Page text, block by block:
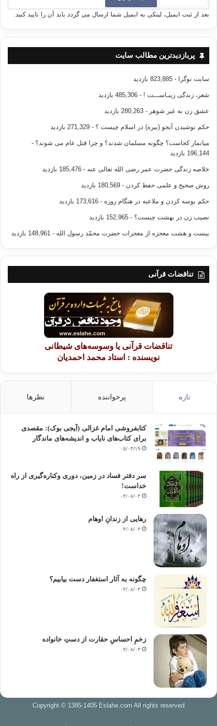
بعد از ثبت ایمیل، لینکی به ایمیل شما ارسال می گردد باید آن را تایید کنید.
پربازدیدترین مطالب سایت
سایت نوگرا - 823,885 بازدید
شعر، زندگی زیبـاســـت ! - 485,306 بازدید
عشق زن به غیر شوهر - 280,263 بازدید
حکم نوشیدن آبجو (بیره) در اسلام چیست ؟ - 271,329 بازدید
میانمار کجاست؟ چگونه مسلمان شدند؟ و چرا قتل عام می شوند؟ -
196,144 بازدید
خلاصه زندگی حضرت عمر رضی الله تعالی عنه - 185,476 بازدید
روش صحیح و علمی حفظ کردن - 180,569 بازدید
حکم بوسه کردن و ملاعبه در هنگام روزه - 173,616 بازدید
نصیب زن در بهشت چیست؟ - 152,965 بازدید
بیست و هشت معجزه از معجزات حضرت محمّد رسول الله - 148,961 بازدید
تناقضات قرآنی
تناقضات قرآنی یا وسوسه‌های شیطانی
نویسنده : استاد محمد احمدیان
تازه پرخواننده نظرها
کتابفروشی امام غزالی (آیجی بوک): مقصدی
برای کتاب‌های نایاب و اندیشه‌های ماندگار
۰۵/۰۳/۱۹
سر دفتر فساد در زمین‌، دوری وکناره‌گیری از راه
خداست‌!
۰۴/۰۸/۰۳
رهایی از زندانِ اوهام
۰۴/۰۸/۰۳
چگونه به آثار استغفار دست بیابیم؟
۰۴/۰۸/۰۳
زخمِ احساسِ حقارت از دستِ خانواده
۰۴/۰۸/۰۳
Copyright © 1385-1405 Eslahe.com All rights reserved